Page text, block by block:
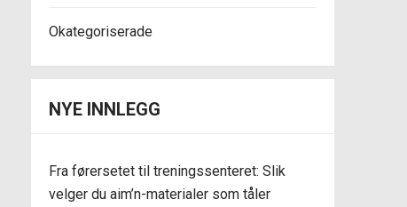
Okategoriserade
NYE INNLEGG
Fra førersetet til treningssenteret: Slik
velger du aim’n-materialer som tåler